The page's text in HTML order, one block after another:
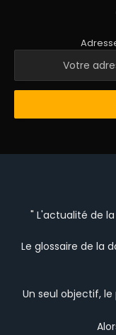
" L'actualité de
Le glossaire de la
Un seul objectif,